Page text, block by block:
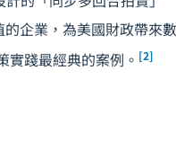
的企業，為美國財政帶來
踐最經典的案例。 [2]